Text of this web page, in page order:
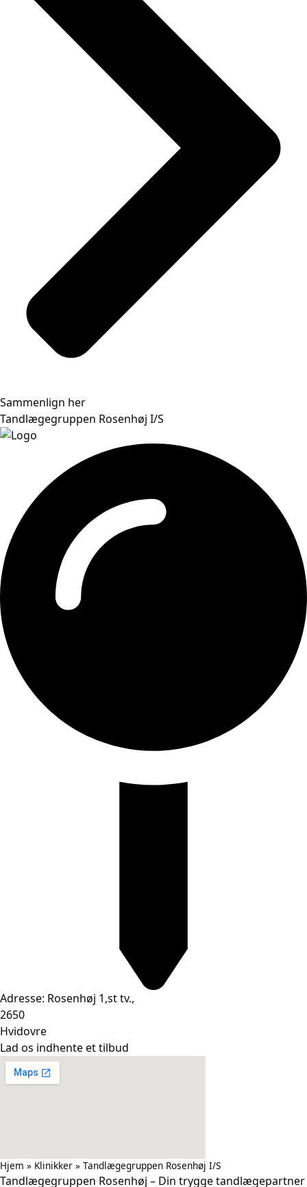
Sammenlign her
Tandlægegruppen Rosenhøj I/S
Adresse: Rosenhøj 1,st tv.,
2650
Hvidovre
Lad os indhente et tilbud
Hjem » Klinikker » Tandlægegruppen Rosenhøj I/S
Tandlægegruppen Rosenhøj – Din trygge tandlægepartner